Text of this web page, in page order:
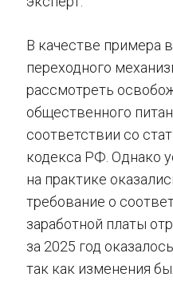
В качестве примера
переходного
рассмотреть
общественного
соответствии со
кодекса РФ. Однако
на практике
требование о
заработной платы
за 2025 год
так как изменения